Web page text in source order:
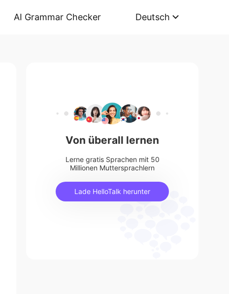
AI Grammar Checker Deutsch
Von überall lernen
Lerne gratis Sprachen mit 50
Millionen Muttersprachlern
Lade HelloTalk herunter